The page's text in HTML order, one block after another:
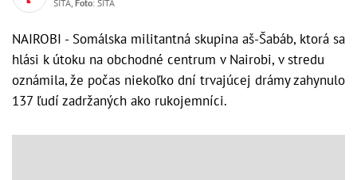
SITA, Foto: SITA
NAIROBI - Somálska militantná skupina aš-Šabáb, ktorá sa
hlási k útoku na obchodné centrum v Nairobi, v stredu
oznámila, že počas niekoľko dní trvajúcej drámy zahynulo
137 ľudí zadržaných ako rukojemníci.